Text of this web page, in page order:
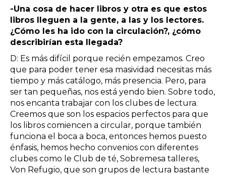
-Una cosa de hacer libros y otra es que estos
libros lleguen a la gente, a las y los lectores.
¿Cómo les ha ido con la circulación?, ¿cómo
describirían esta llegada?
D: Es más difícil porque recién empezamos. Creo
que para poder tener esa masividad necesitas más
tiempo y más catálogo, más presencia. Pero, para
ser tan pequeñas, nos está yendo bien. Sobre todo,
nos encanta trabajar con los clubes de lectura.
Creemos que son los espacios perfectos para que
los libros comiencen a circular, porque también
funciona el boca a boca, entonces hemos puesto
énfasis, hemos hecho convenios con diferentes
clubes como le Club de té, Sobremesa talleres,
Von Refugio, que son grupos de lectura bastante